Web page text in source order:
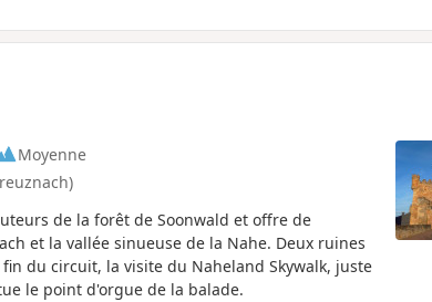
Moyenne
de la forêt de Soonwald et offre de
et la vallée sinueuse de la Nahe. Deux ruines
du circuit, la visite du Naheland Skywalk, juste
le point d'orgue de la balade.